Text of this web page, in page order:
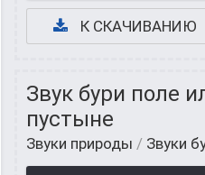
К СКАЧИВАНИЮ
Звук бури поле
пустыне
Звуки природы / Звуки